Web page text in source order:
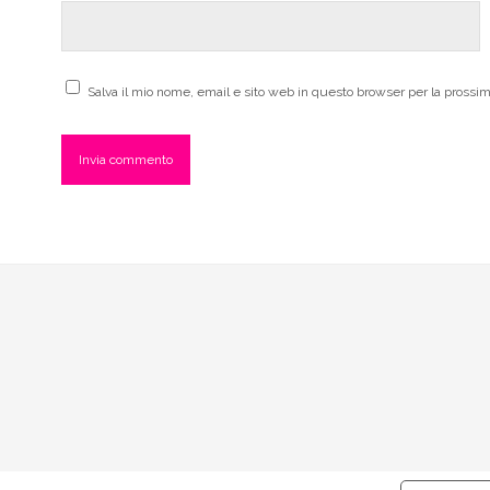
Salva il mio nome, email e sito web in questo browser per la